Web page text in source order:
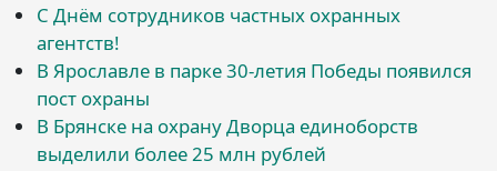
С Днём сотрудников частных охранных
агентств!
В Ярославле в парке 30-летия Победы появился
пост охраны
В Брянске на охрану Дворца единоборств
выделили более 25 млн рублей